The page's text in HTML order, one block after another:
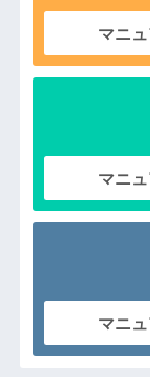
マニ
マニ
マニ